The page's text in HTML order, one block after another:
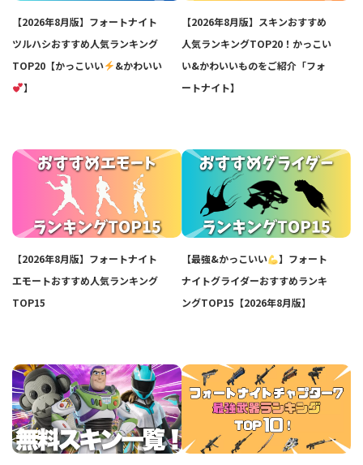
【2026年8月版】フォートナイト
ツルハシおすすめ人気ランキング
TOP20【かっこいい
&かわいい
】
【2026年8月版】フォートナイト
エモートおすすめ人気ランキング
TOP15
【2026年8月版】スキンおすすめ
人気ランキングTOP20！かっこい
い&かわいいものをご紹介「フォ
ートナイト】
【最強&かっこいい
】フォート
ナイトグライダーおすすめランキ
ングTOP15【2026年8月版】